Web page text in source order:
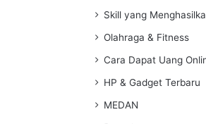
Skill yang
Olahraga & Fitness
Cara Dapat Uang
HP & Gadget Terbaru
MEDAN